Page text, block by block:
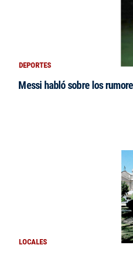
DEPORTES
Messi habló sobre los
LOCALES